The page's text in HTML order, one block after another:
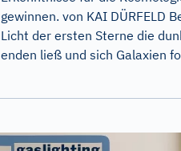
gewinnen. von KAI DÜRFELD
Licht der ersten Sterne die
enden ließ und sich Galaxien